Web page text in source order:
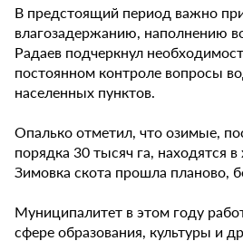
В предстоящий период важно
влагозадержанию, наполнению
Радаев подчеркнул
постоянном контроле вопросы
населенных пунктов.
Опалько отметил, что озимые,
порядка 30 тысяч га, находятся
Зимовка скота прошла планово,
Муниципалитет в этом году
сфере образования, культуры и